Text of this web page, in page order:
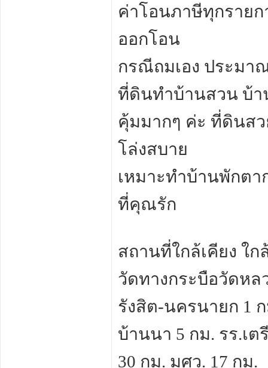
ค่าโอนภาษีทุกราย
ออกโอน
กรณีถมเอง ประมา
ที่ดินทำบ้านสวน บ้า
คุ้มมากๆ ค่ะ ที่ดินสว
โล่งสบาย
เหมาะทำบ้านพักตา
ที่คุณรัก
สถานที่ใกล้เคียง ใ
วัดทางกระบือวัดหล
รังสิต-นครนายก 1
บ้านนา 5 กม. รร.เต
30 กม. มศว. 17 กม.